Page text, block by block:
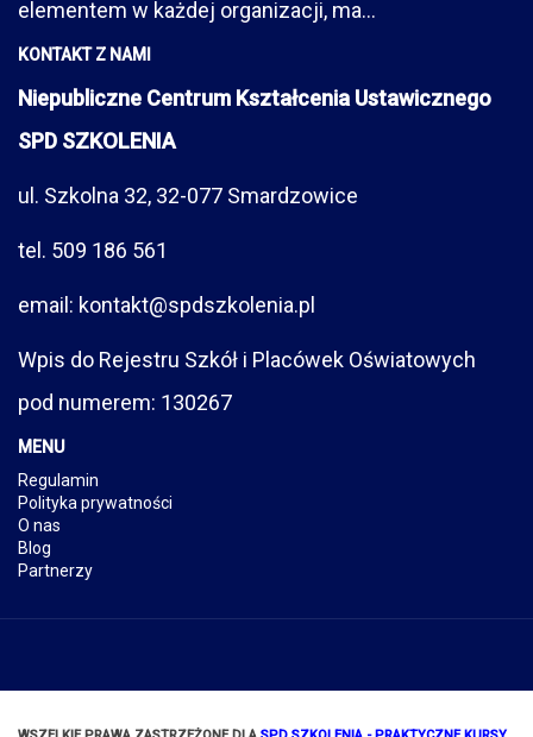
elementem w każdej organizacji, ma...
KONTAKT Z NAMI
Niepubliczne Centrum Kształcenia Ustawicznego
SPD SZKOLENIA
ul. Szkolna 32, 32-077 Smardzowice
tel. 509 186 561
email: kontakt@spdszkolenia.pl
Wpis do Rejestru Szkół i Placówek Oświatowych
pod numerem: 130267
MENU
Regulamin
Polityka prywatności
O nas
Blog
Partnerzy